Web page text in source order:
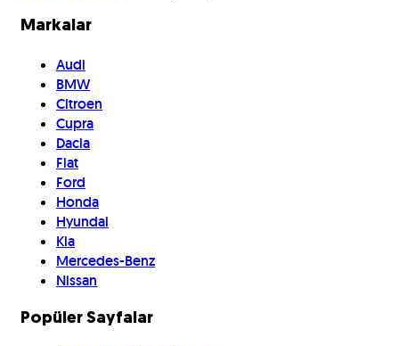
Markalar
Audi
BMW
Citroen
Cupra
Dacia
Fiat
Ford
Honda
Hyundai
Kia
Mercedes-Benz
Nissan
Popüler Sayfalar